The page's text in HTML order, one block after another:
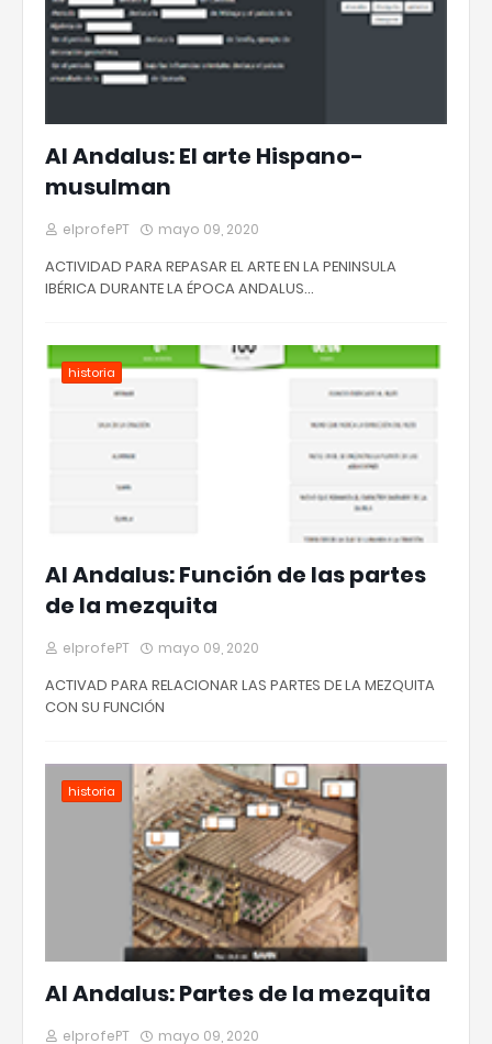
Al Andalus: El arte Hispano-
musulman
elprofePT mayo 09, 2020
ACTIVIDAD PARA REPASAR EL ARTE EN LA PENINSULA
IBÉRICA DURANTE LA ÉPOCA ANDALUS…
historia
Al Andalus: Función de las partes
de la mezquita
elprofePT mayo 09, 2020
ACTIVAD PARA RELACIONAR LAS PARTES DE LA MEZQUITA
CON SU FUNCIÓN
historia
Al Andalus: Partes de la mezquita
elprofePT mayo 09, 2020